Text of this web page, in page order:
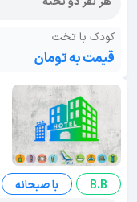
کودک با تخت
قیمت به تومان
B.B
با صبحانه